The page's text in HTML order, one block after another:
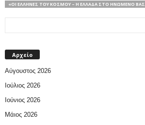
«ΟΙ ΈΛΛΗΝΕΣ ΤΟΥ ΚΌΣΜΟΥ – Η ΕΛΛΆΔΑ ΣΤΟ ΗΝΩΜΈΝΟ
Αρχείο
Αύγουστος 2026
Ιούλιος 2026
Ιούνιος 2026
Μάιος 2026